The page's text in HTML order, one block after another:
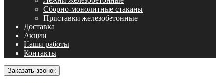
Сборно-монолитные стаканы
Приставки железобетонные
Доставка
Акции
Наши работы
Контакты
Заказать звонок